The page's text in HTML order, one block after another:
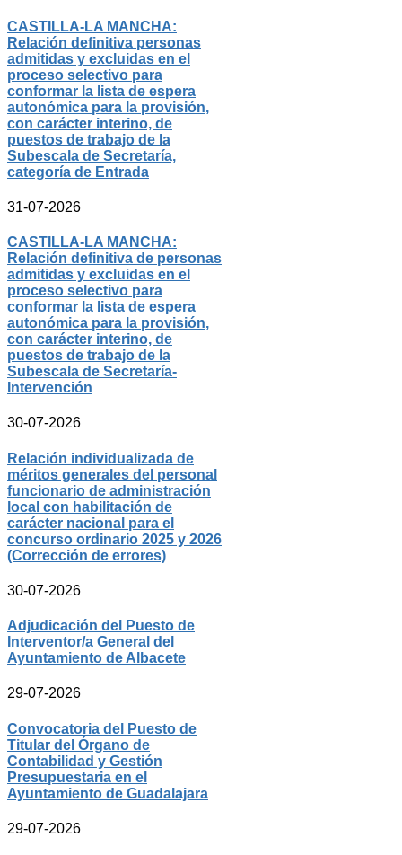
CASTILLA-LA MANCHA:
Relación definitiva personas
admitidas y excluidas en el
proceso selectivo para
conformar la lista de espera
autonómica para la provisión,
con carácter interino, de
puestos de trabajo de la
Subescala de Secretaría,
categoría de Entrada
31-07-2026
CASTILLA-LA MANCHA:
Relación definitiva de personas
admitidas y excluidas en el
proceso selectivo para
conformar la lista de espera
autonómica para la provisión,
con carácter interino, de
puestos de trabajo de la
Subescala de Secretaría-
Intervención
30-07-2026
Relación individualizada de
méritos generales del personal
funcionario de administración
local con habilitación de
carácter nacional para el
concurso ordinario 2025 y 2026
(Corrección de errores)
30-07-2026
Adjudicación del Puesto de
Interventor/a General del
Ayuntamiento de Albacete
29-07-2026
Convocatoria del Puesto de
Titular del Órgano de
Contabilidad y Gestión
Presupuestaria en el
Ayuntamiento de Guadalajara
29-07-2026